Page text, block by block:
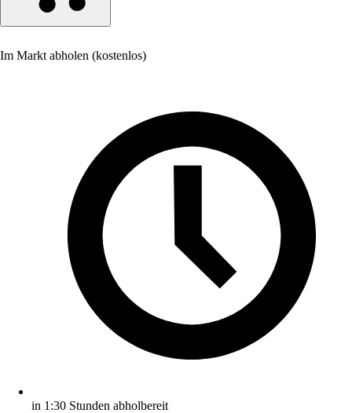
Im Markt abholen (kostenlos)
in 1:30 Stunden abholbereit